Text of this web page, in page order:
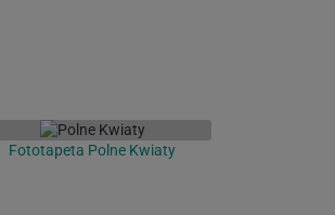
Fototapeta Polne Kwiaty